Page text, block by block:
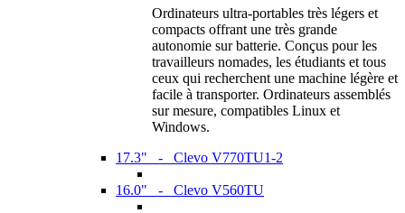
Ordinateurs ultra-portables très légers et
compacts offrant une très grande
autonomie sur batterie. Conçus pour les
travailleurs nomades, les étudiants et tous
ceux qui recherchent une machine légère et
facile à transporter. Ordinateurs assemblés
sur mesure, compatibles Linux et
Windows.
17.3" - Clevo V770TU1-2
16.0" - Clevo V560TU